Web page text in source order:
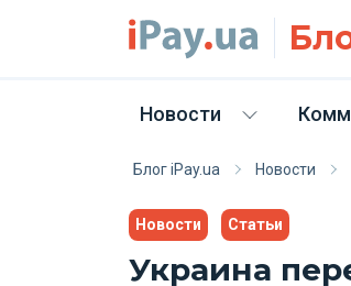
Новости
Блог iPay.ua Новости
Новости Статьи
Украина